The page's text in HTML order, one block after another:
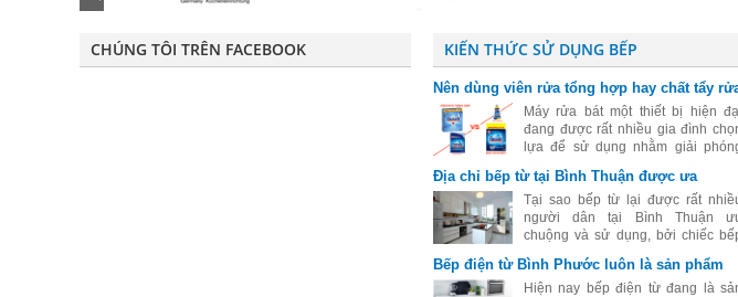
CHÚNG TÔI TRÊN FACEBOOK KIẾN THỨC SỬ DỤNG BẾP
Nên dùng viên rửa tổng hợp hay chất tẩy
riêng biệt cho máy rửa bátMáy rửa bát một thiết bị hiện
đang được rất nhiều gia đình
lựa để sử dụng nhằm giải
việc mệt mỏi. Đối với những người
đang tìm hiểu và mới sử dụng
rửa
Địa chỉ bếp từ tại Bình Thuận được ưa
chuộng
Tại sao bếp từ lại được rất
người dân tại Bình Thuận
chuộng và sử dụng, bởi chiếc
mã đến kiểu dáng cực kỳ sang trọng
và đẹp, bếp từ còn có rất nhiều cô
Bếp điện từ Bình Phước luôn là sản phẩm
được ưa chuộngHiện nay bếp điện từ đang là